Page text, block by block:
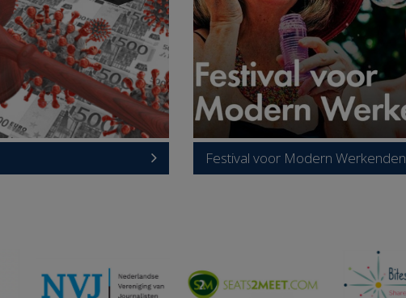
Festival voor Modern Werkenden